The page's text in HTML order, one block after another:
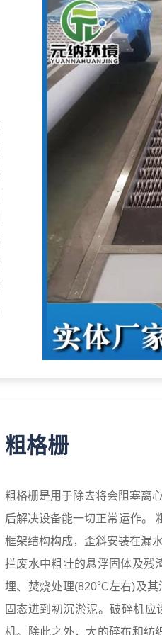
粗格栅
粗格栅是用于除去将会阻塞离
后解决设备能一切正常运作。
框架结构构成，歪斜安裝在漏
拦废水中粗壮的悬浮固体及残
埋、焚烧处理(820℃左右)及其
固态进到初沉淤泥。破碎机
机。除此之外，大的碎布和纺